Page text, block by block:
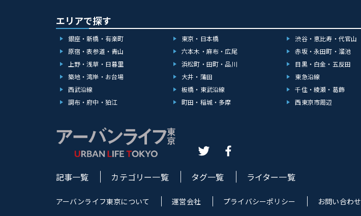
エリアで探す
銀座・新橋・有楽町 東京・日本橋 渋谷・恵比寿・代官山
原宿・表参道・青山
六本木・麻布・広尾 赤坂・永田町・溜池
上野・浅草・日暮里
浜松町・田町・品川 目黒・白金・五反田
築地・湾岸・お台場
大井・蒲田 東急沿線
西武沿線
板橋・東武沿線 千住・綾瀬・葛飾
調布・府中・狛江
町田・稲城・多摩 西東京市周辺
記事一覧 カテゴリー一覧 タグ一覧 ライター一覧
アーバンライフ東京について 運営会社 プライバシーポリシー お問い合わせ